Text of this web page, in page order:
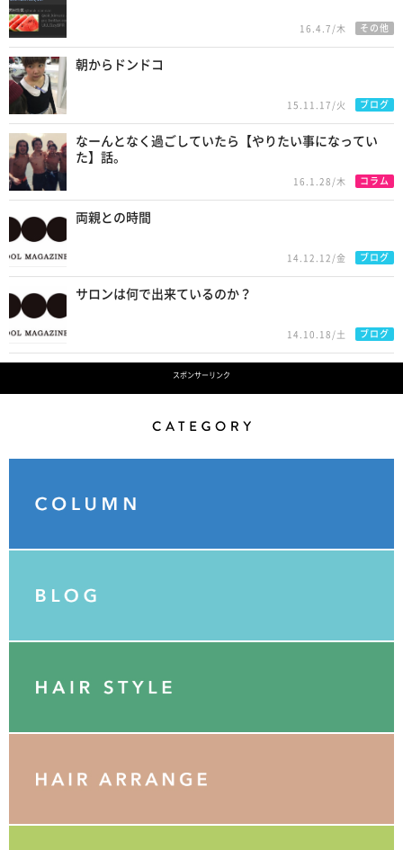
16.4.7/木 その他
朝からドンドコ
15.11.17/火 ブログ
なーんとなく過ごしていたら【やりたい事になってい
た】話。
16.1.28/木 コラム
両親との時間
14.12.12/金 ブログ
サロンは何で出来ているのか？
14.10.18/土 ブログ
スポンサーリンク